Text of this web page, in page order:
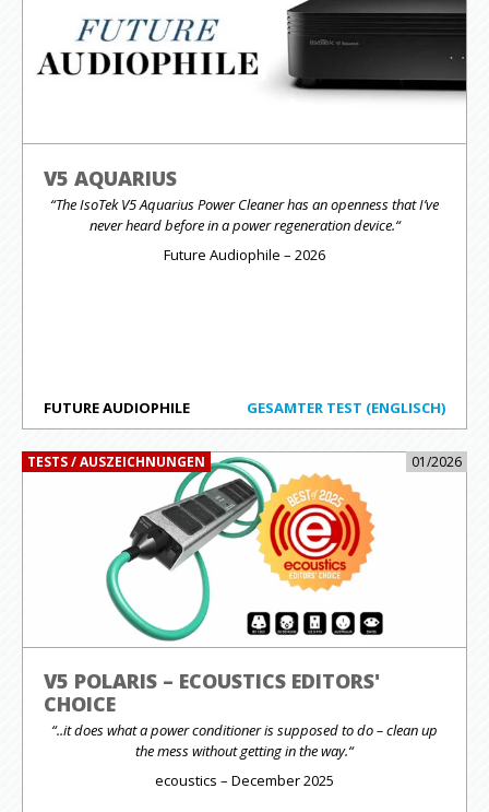
V5 AQUARIUS
“The IsoTek V5 Aquarius Power Cleaner has an openness that I’ve
never heard before in a power regeneration device.“
Future Audiophile – 2026
FUTURE AUDIOPHILE GESAMTER TEST (ENGLISCH)
TESTS / AUSZEICHNUNGEN 01/2026
V5 POLARIS – ECOUSTICS EDITORS'
CHOICE
“..it does what a power conditioner is supposed to do – clean up
the mess without getting in the way.“
ecoustics – December 2025